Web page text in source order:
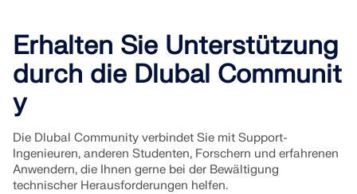
Erhalten Sie Unterstützung
durch die Dlubal Communit
y
Die Dlubal Community verbindet Sie mit Support-
Ingenieuren, anderen Studenten, Forschern und erfahrenen
Anwendern, die Ihnen gerne bei der Bewältigung
technischer Herausforderungen helfen.